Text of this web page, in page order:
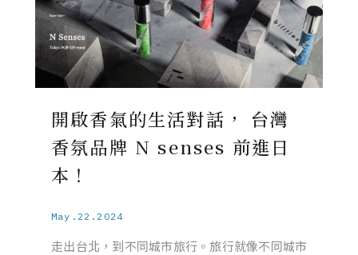
開啟香氣的生活對話， 台灣
香氛品牌 N senses 前進日
本！
May.22.2024
走出台北，到不同城市旅行。旅行就像不同城市